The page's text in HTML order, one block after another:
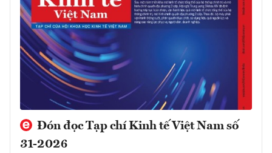
Đón đọc Tạp chí Kinh tế Việt Nam số
31-2026